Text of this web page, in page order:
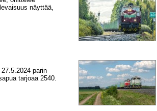
näyttää,
parin
tarjoaa 2540.